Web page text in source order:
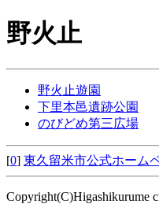
野火止
野火止遊園
下里本邑遺跡公園
のびどめ第三広場
[0] 東久留米市公式ホーム
Copyright(C)Higashikurume